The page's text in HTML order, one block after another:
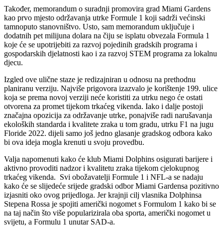
Također, memorandum o suradnji promovira grad Miami Gardens
kao prvo mjesto održavanja utrke Formule 1 koji sadrži većinski
tamnoputo stanovništvo. Usto, sam memorandum uključuje i
dodatnih pet milijuna dolara na čiju se isplatu obvezala Formula 1
koje će se upotrijebiti za razvoj pojedinih gradskih programa i
gospodarskih djelatnosti kao i za razvoj STEM programa za lokalnu
djecu.
Izgled ove ulične staze je redizajniran u odnosu na prethodnu
planiranu verziju. Najviše prigovora izazvalo je korištenje 199. ulice
koja se prema novoj verziji neće koristiti za utrku nego će ostati
otvorena za promet tijekom trkaćeg vikenda. Iako i dalje postoji
značajna opozicija za održavanje utrke, ponajviše radi narušavanja
ekoloških standarda i kvalitete zraka u tom gradu, utrku F1 na jugu
Floride 2022. dijeli samo još jedno glasanje gradskog odbora kako
bi ova ideja mogla krenuti u svoju provedbu.
Valja napomenuti kako će klub Miami Dolphins osigurati barijere i
aktivno provoditi nadzor i kvalitetu zraka tijekom cjelokupnog
trkaćeg vikenda. Svi obožavatelji Formule 1 i NFL-a se nadaju
kako će se slijedeće srijede gradski odbor Miami Gardensa pozitivno
izjasniti oko ovog prijedloga. Jer krajnji cilj vlasnika Dolphinsa
Stepena Rossa je spojiti američki nogomet s Formulom 1 kako bi se
na taj način što više popularizirala oba sporta, američki nogomet u
svijetu, a Formulu 1 unutar SAD-a.